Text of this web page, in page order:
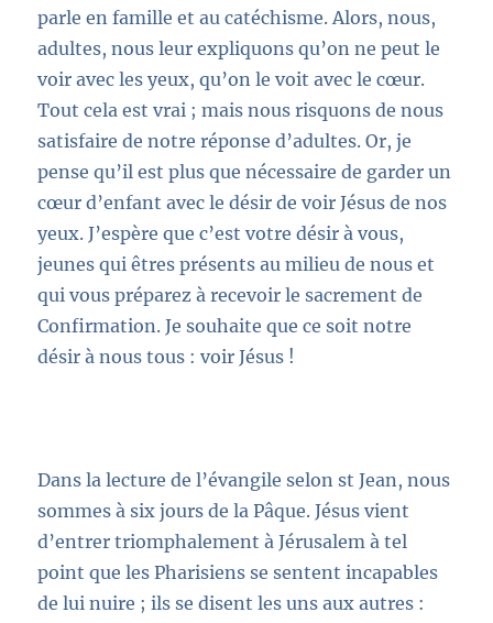
parle en famille et au catéchisme. Alors, nous,
adultes, nous leur expliquons qu’on ne peut le
voir avec les yeux, qu’on le voit avec le cœur.
Tout cela est vrai ; mais nous risquons de nous
satisfaire de notre réponse d’adultes. Or, je
pense qu’il est plus que nécessaire de garder un
cœur d’enfant avec le désir de voir Jésus de nos
yeux. J’espère que c’est votre désir à vous,
jeunes qui êtres présents au milieu de nous et
qui vous préparez à recevoir le sacrement de
Confirmation. Je souhaite que ce soit notre
désir à nous tous : voir Jésus !
Dansla lecture del’évangile selon st Jean, nous
sommes à six jours de la Pâque. Jésus vient
d’entrer triomphalement à Jérusalem à tel
point que les Pharisiens se sentent incapables
de lui nuire ; ils se disent les uns aux autres :